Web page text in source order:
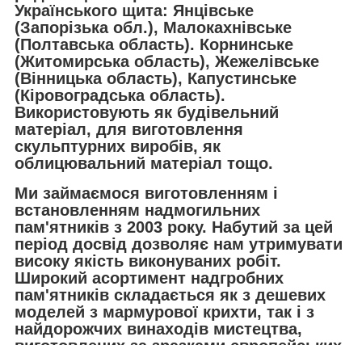
Українського щита: Янцівське
(Запорізька обл.), Малокахнівське
(Полтавська область). Корнинське
(Житомирська область), Жежелівське
(Вінницька область), Капустинське
(Кіровоградська область).
Використовують як будівельний
матеріал, для виготовлення
скульптурних виробів, як
облицювальний матеріал тощо.
Ми займаємося виготовленням і
встановленням надмогильних
пам'ятників з 2003 року. Набутий за цей
період досвід дозволяє нам утримувати
високу якість виконуваних робіт.
Широкий асортимент надгробних
пам'ятників складається як з дешевих
моделей з мармурової крихти, так і з
найдорожчих винаходів мистецтва,